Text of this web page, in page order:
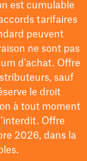
est cumulable
tarifaires
peuvent
ne sont pas
d'achat. Offre
sauf
le droit
à tout moment
Offre
2026, dans la